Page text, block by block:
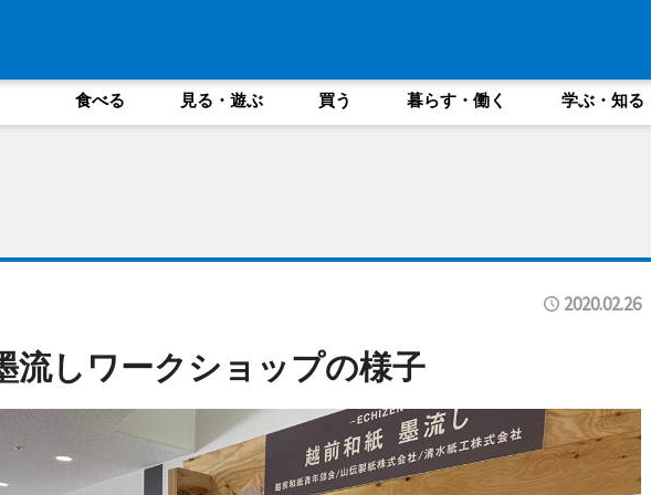
食べる 見る・遊ぶ 買う 暮らす・働く 学ぶ・知る
2020.02.26
流しワークショップの様子